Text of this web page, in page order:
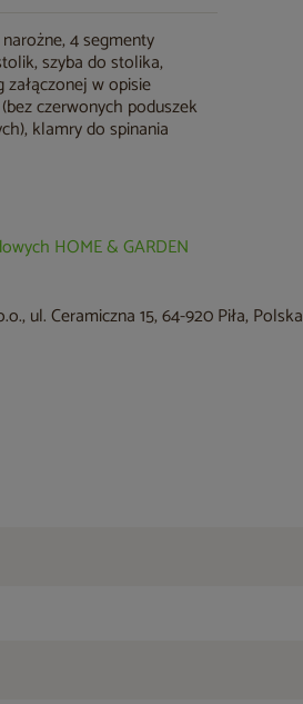
4 segmenty
szyba do stolika,
załączonej w opisie
czerwonych poduszek
klamry do spinania
HOME & GARDEN
ul. Ceramiczna 15, 64-920 Piła, Polska